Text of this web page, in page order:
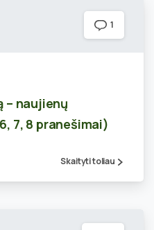
1
– naujienų
7, 8 pranešimai)
Skaityti toliau